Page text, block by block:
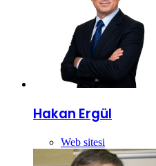
Hakan Ergül
Web sitesi